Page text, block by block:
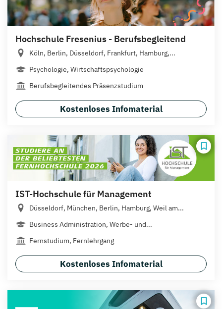
Hochschule Fresenius - Berufsbegleitend
Köln, Berlin, Düsseldorf, Frankfurt, Hamburg,...
Psychologie, Wirtschaftspsychologie
Berufsbegleitendes Präsenzstudium
Kostenloses Infomaterial
IST-Hochschule für Management
Düsseldorf, München, Berlin, Hamburg, Weil am...
Business Administration, Werbe- und...
Fernstudium, Fernlehrgang
Kostenloses Infomaterial